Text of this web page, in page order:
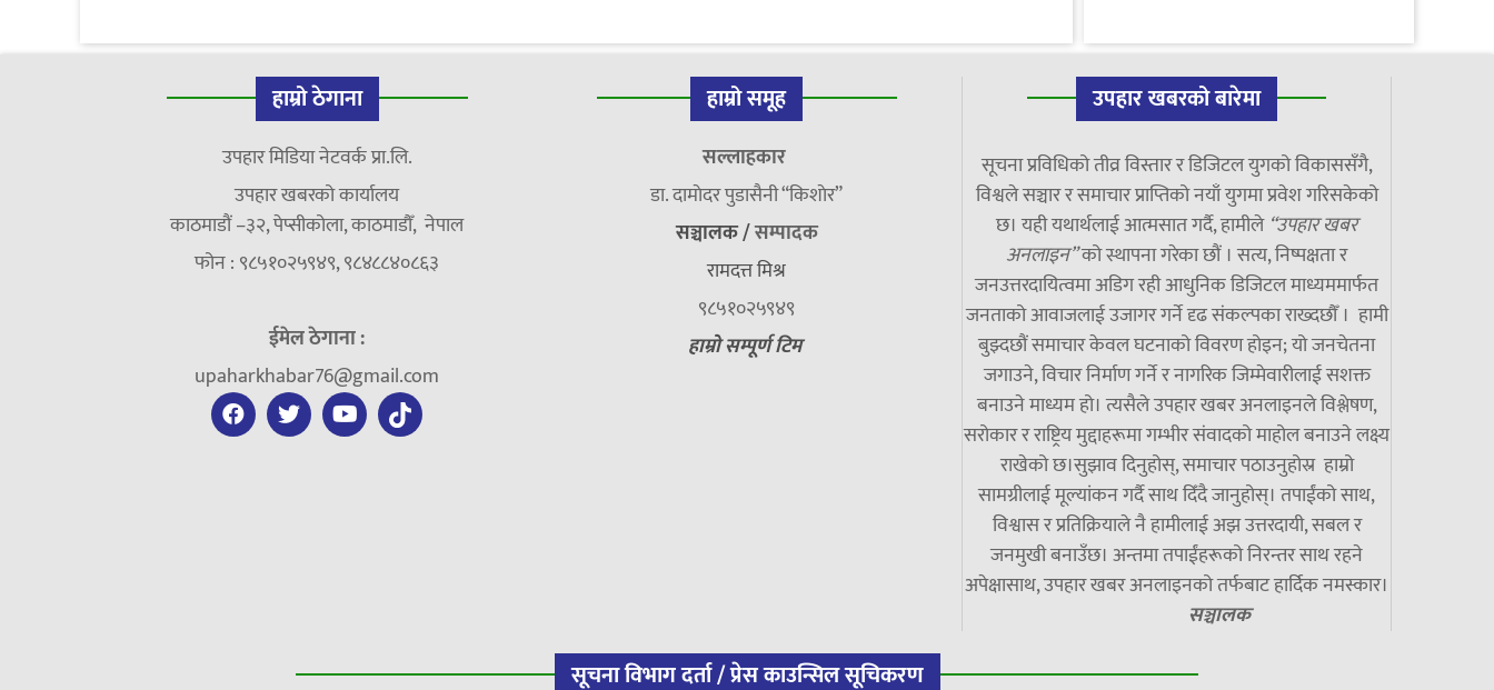
हाम्रो ठेगाना
उपहार मिडिया नेटवर्क प्रा.लि.
उपहार खबरको कार्यालय
काठमाडौं –३२, पेप्सीकोला, काठमाडौँ, नेपाल
फोन : ९८५१०२५९४९, ९८४८८४०८६३
ईमेल ठेगाना :
upaharkhabar76@gmail.com
हाम्रो समूह
सल्लाहकार
डा. दामाेदर पुडासैनी “किशाेर”
सञ्चालक /सम्पादक
रामदत्त मिश्र
९८५१०२५९४९
हाम्रो सम्पूर्ण टिम
उपहार खबरको बारेमा
सूचना प्रविधिको तीव्र विस्तार र डिजिटल युगको विकाससँगै,
विश्वले सञ्चार र समाचार प्राप्तिको नयाँ युगमा प्रवेश गरिसकेको
छ। यही यथार्थलाई आत्मसात गर्दै, हामीले “उपहार खबर
अनलाइन”को स्थापना गरेका छौं । सत्य, निष्पक्षता र
जनउत्तरदायित्वमा अडिग रही आधुनिक डिजिटल माध्यममार्फत
जनताको आवाजलाई उजागर गर्ने दृढ संकल्पका राख्दछौँ । हामी
बुझ्दछौं समाचार केवल घटनाको विवरण होइन; यो जनचेतना
जगाउने, विचार निर्माण गर्ने र नागरिक जिम्मेवारीलाई सशक्त
बनाउने माध्यम हो। त्यसैले उपहार खबर अनलाइनले विश्लेषण,
सरोकार र राष्ट्रिय मुद्दाहरूमा गम्भीर संवादको माहोल बनाउने लक्ष्य
राखेको छ।सुझाव दिनुहोस्, समाचार पठाउनुहोस्र हाम्रो
सामग्रीलाई मूल्यांकन गर्दै साथ दिँदै जानुहोस्। तपाईंको साथ,
विश्वास र प्रतिक्रियाले नै हामीलाई अझ उत्तरदायी, सबल र
जनमुखी बनाउँछ। अन्तमा तपाईंहरूको निरन्तर साथ रहने
अपेक्षासाथ, उपहार खबर अनलाइनको तर्फबाट हार्दिक नमस्कार।
सञ्चालक
सूचना विभाग दर्ता / प्रेस काउन्सिल सूचिकरण